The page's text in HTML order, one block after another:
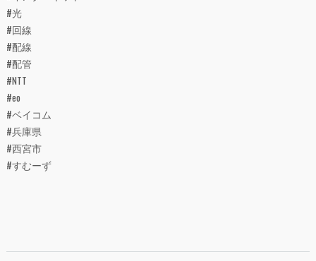
#光
#回線
#配線
#配管
#NTT
#eo
#ベイコム
#兵庫県
#西宮市
#すむーず